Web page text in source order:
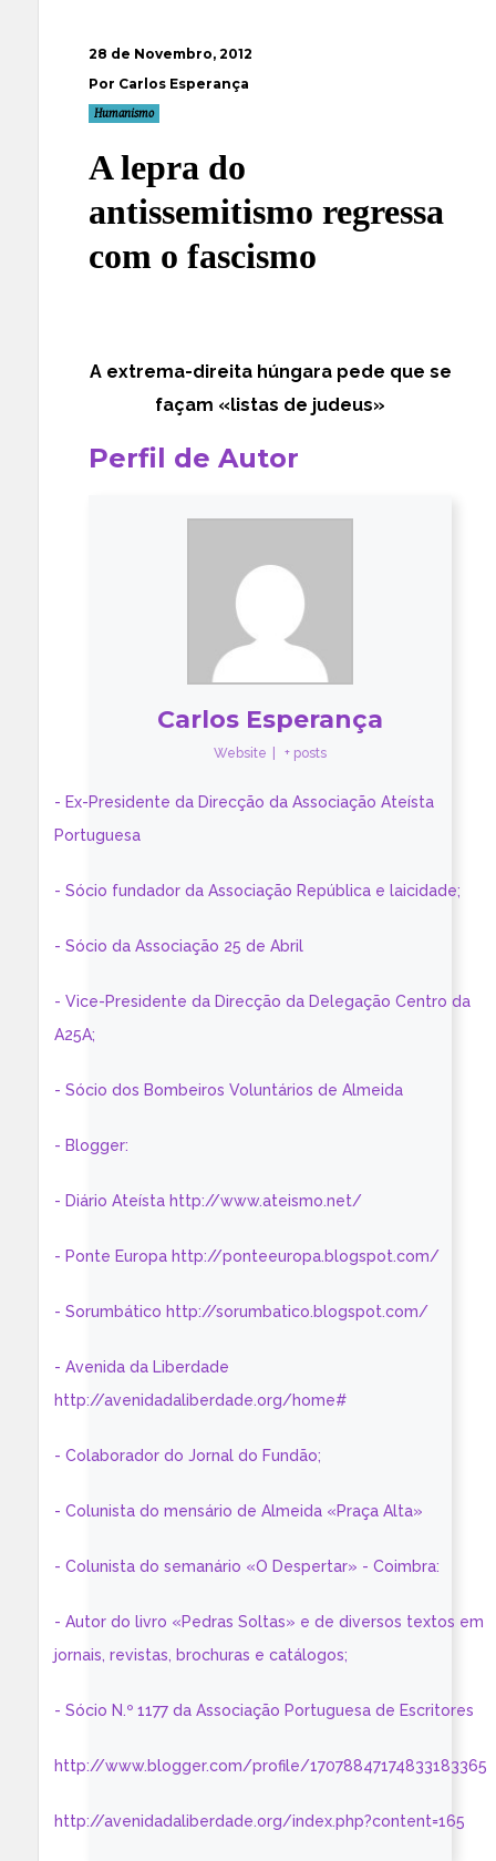
28 de Novembro, 2012
Por Carlos Esperança
Humanismo
A lepra do
antissemitismo regressa
com o fascismo
A extrema-direita húngara pede que se
façam «listas de judeus»
Perfil de Autor
Carlos Esperança
Website + posts
- Ex-Presidente da Direcção da Associação Ateísta
Portuguesa
- Sócio fundador da Associação República e laicidade;
- Sócio da Associação 25 de Abril
- Vice-Presidente da Direcção da Delegação Centro da
A25A;
- Sócio dos Bombeiros Voluntários de Almeida
- Blogger:
- Diário Ateísta http://www.ateismo.net/
- Ponte Europa http://ponteeuropa.blogspot.com/
- Sorumbático http://sorumbatico.blogspot.com/
- Avenida da Liberdade
http://avenidadaliberdade.org/home#
- Colaborador do Jornal do Fundão;
- Colunista do mensário de Almeida «Praça Alta»
- Colunista do semanário «O Despertar» - Coimbra:
- Autor do livro «Pedras Soltas» e de diversos textos em
jornais, revistas, brochuras e catálogos;
- Sócio N.º 1177 da Associação Portuguesa de Escritores
http://www.blogger.com/profile/17078847174833183365
http://avenidadaliberdade.org/index.php?content=165